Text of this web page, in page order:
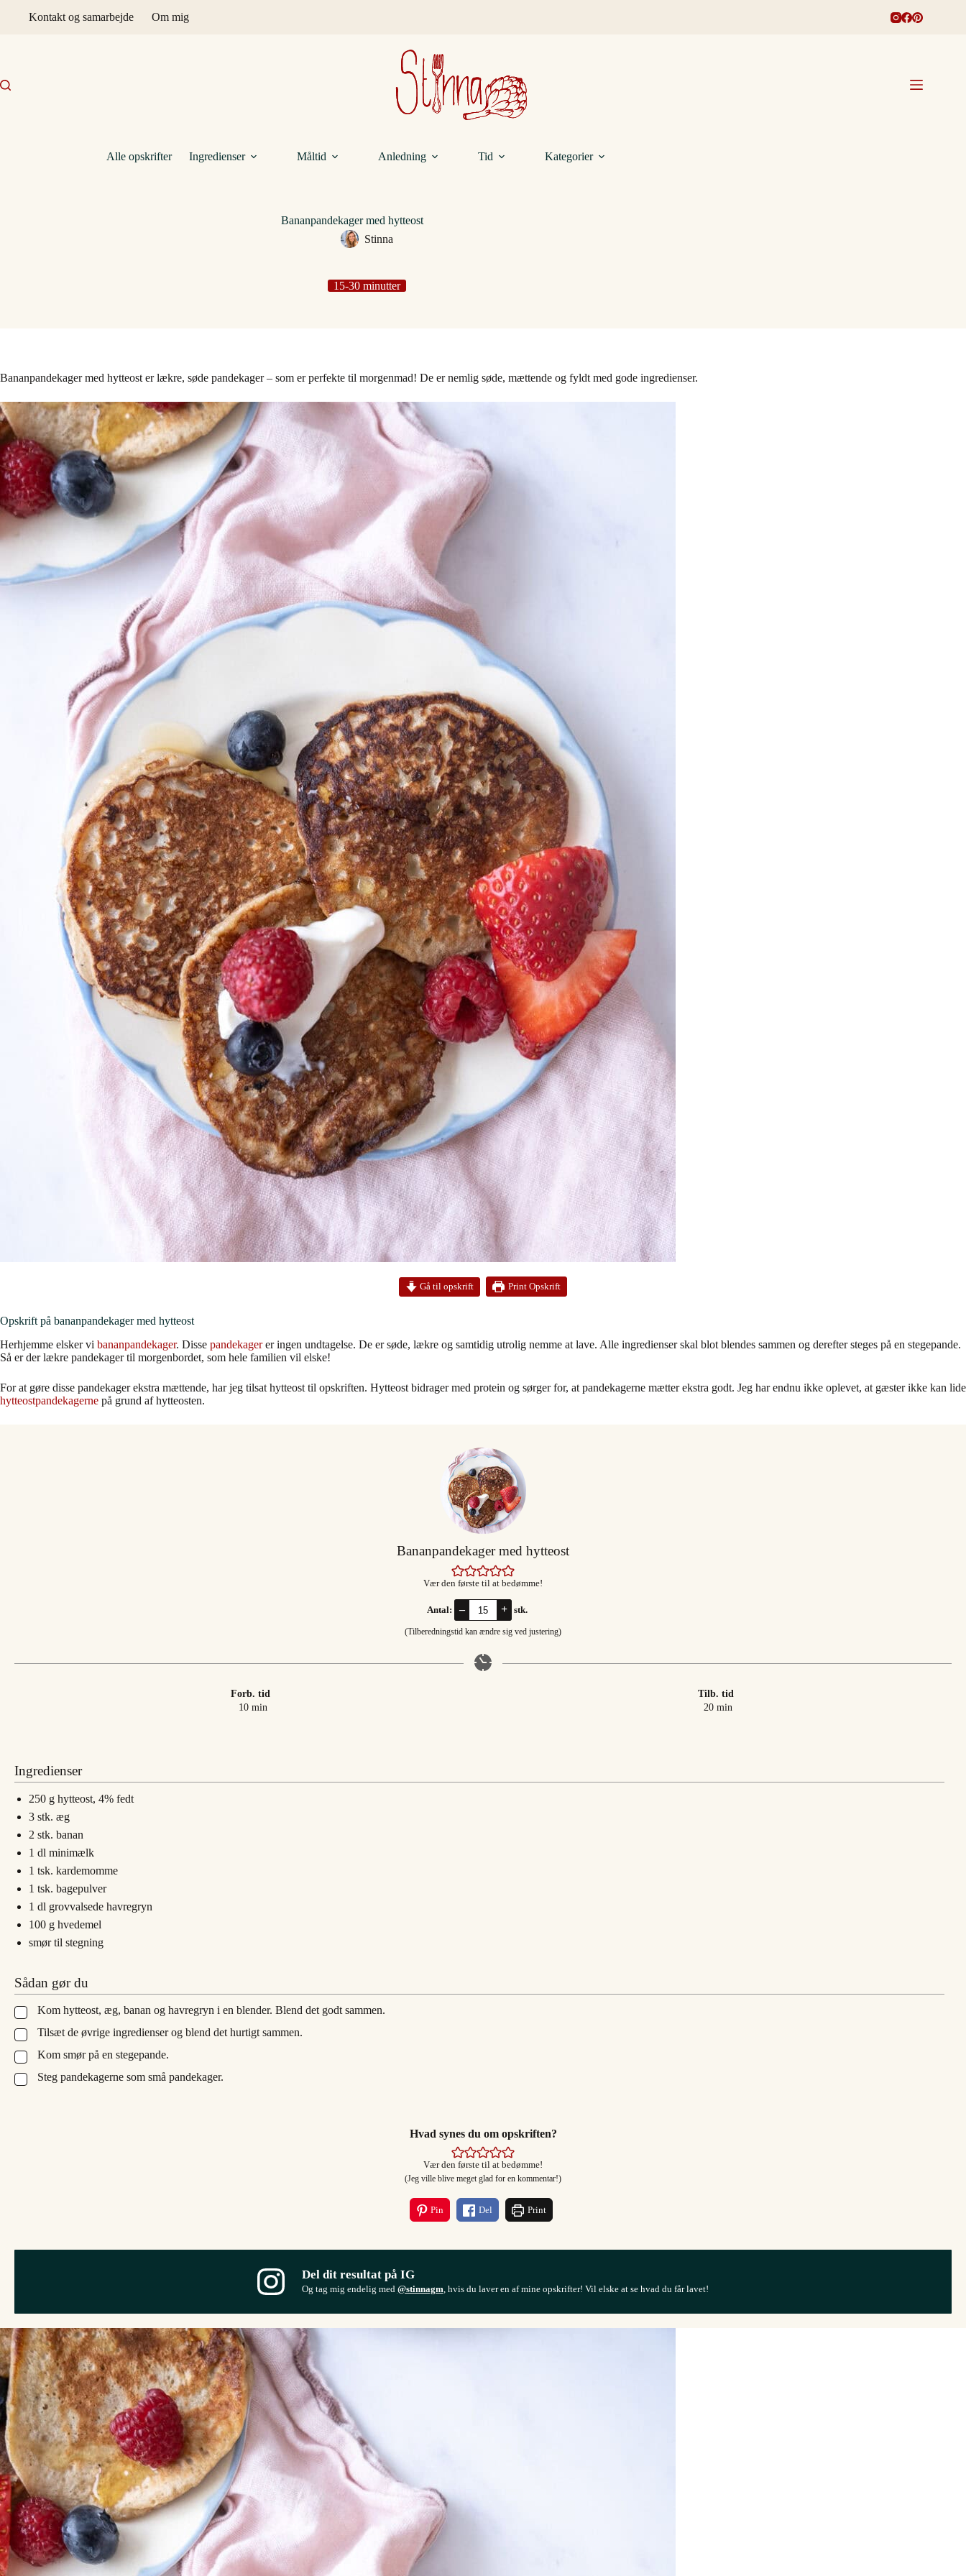
Kontakt og samarbejde Om mig
Alle opskrifter Ingredienser Måltid Anledning Tid Kategorier
Bananpandekager med hytteost
Stinna
15-30 minutter
Bananpandekager med hytteost er lækre, søde pandekager – som er perfekte til morgenmad! De er nemlig søde, mættende og fyldt med gode ingredienser.
Gå til opskrift Print Opskrift
Opskrift på bananpandekager med hytteost
Herhjemme elsker vi bananpandekager. Disse pandekagerer ingen undtagelse. De er søde, lækre og samtidig utrolig nemme at lave. Alle ingredienser skal blot blendes sammen og derefter steges på en stegepande.
Så er der lækre pandekager til morgenbordet, som hele familien vil elske!
For at gøre disse pandekager ekstra mættende, har jeg tilsat hytteost til opskriften. Hytteost bidrager med protein og sørger for, at pandekagerne mætter ekstra godt. Jeg har endnu ikke oplevet, at gæster ikke kan lide
hytteostpandekagerne på grund af hytteosten.
Bananpandekager med hytteost
Vær den første til at bedømme!
Antal: – + stk.
(Tilberedningstid kan ændre sig ved justering)
Forb. tid
10minutter
min
Tilb. tid
20minutter
min
Ingredienser
250 g hytteost, 4% fedt
3 stk. æg
2 stk. banan
1 dl minimælk
1 tsk. kardemomme
1 tsk. bagepulver
1 dl grovvalsede havregryn
100 g hvedemel
smør til stegning
Sådan gør du
▢
Kom hytteost, æg, banan og havregryn i en blender. Blend det godt sammen.
▢
Tilsæt de øvrige ingredienser og blend det hurtigt sammen.
▢
Kom smør på en stegepande.
▢
Steg pandekagerne som små pandekager.
Hvad synes du om opskriften?
Vær den første til at bedømme!
(Jeg ville blive meget glad for en kommentar!)
Pin Del Print
Del dit resultat på IG
Og tag mig endelig med @stinnagm, hvis du laver en af mine opskrifter! Vil elske at se hvad du får lavet!